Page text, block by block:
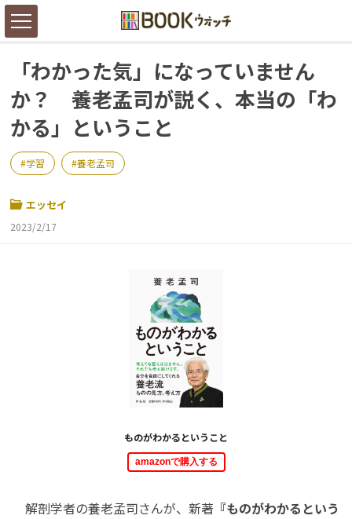
「わかった気」になっていません
か？ 養老孟司が説く、本当の「わ
かる」ということ
学習 養老孟司
エッセイ
2023/2/17
ものがわかるということ
amazonで購入する
解剖学者の養老孟司さんが、新著 『ものがわかるという